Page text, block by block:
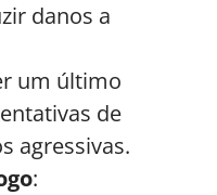
danos a
um último
de
agressivas.
: